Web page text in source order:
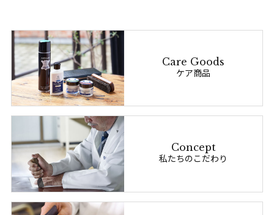
Care Goods
ケア商品
Concept
私たちのこだわり